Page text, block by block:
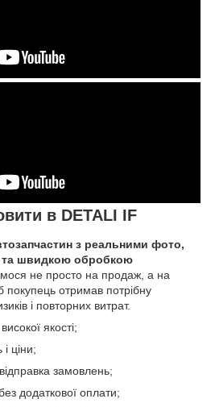
в DETALI IF
з реальними фото,
та швидкою обробкою
не просто на продаж, а на
покупець отримав потрібну
і повторних витрат.
якості;
ціни;
замовлень;
додаткової оплати;